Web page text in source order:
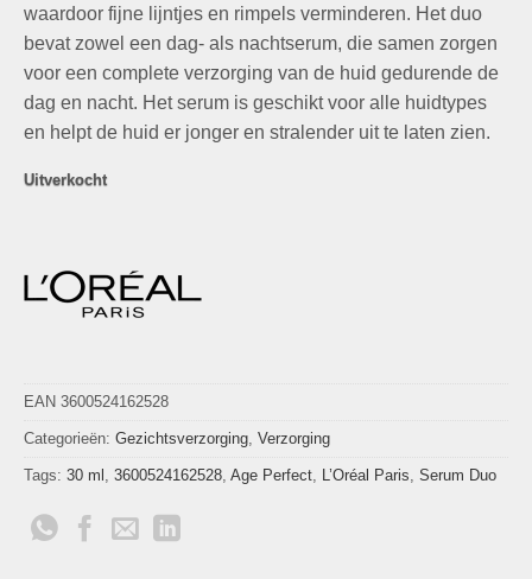
waardoor fijne lijntjes en rimpels verminderen. Het duo
bevat zowel een dag- als nachtserum, die samen zorgen
voor een complete verzorging van de huid gedurende de
dag en nacht. Het serum is geschikt voor alle huidtypes
en helpt de huid er jonger en stralender uit te laten zien.
Uitverkocht
EAN 3600524162528
Categorieën: Gezichtsverzorging, Verzorging
Tags: 30 ml , 3600524162528, Age Perfect, L’Oréal Paris, Serum Duo